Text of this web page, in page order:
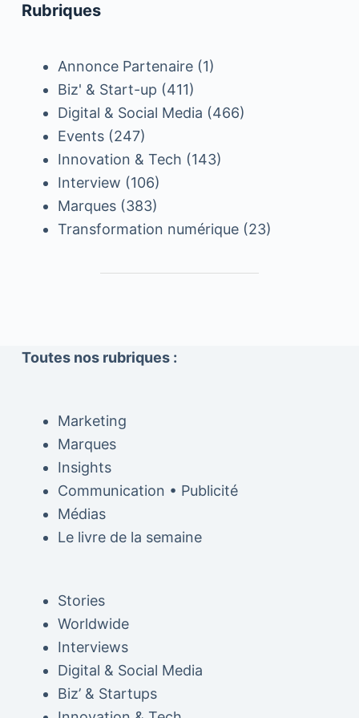
Rubriques
Annonce Partenaire(1)
Biz' & Start-up (411)
Digital & Social Media (466)
Events(247)
Innovation & Tech (143)
Interview (106)
Marques(383)
Transformation numérique(23)
Toutes nos rubriques :
Marketing
Marques
Insights
Communication • Publicité
Médias
Le livre de la semaine
Stories
Worldwide
Interviews
Digital & Social Media
Biz’ & Startups